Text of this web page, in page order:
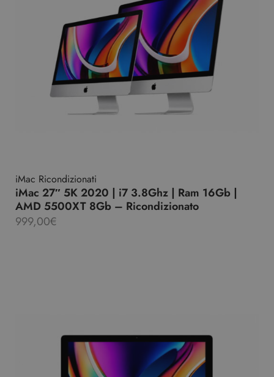
iMac Ricondizionati
iMac 27″ 5K 2020 | i7 3.8Ghz | Ram 16Gb |
AMD 5500XT 8Gb – Ricondizionato
999,00€